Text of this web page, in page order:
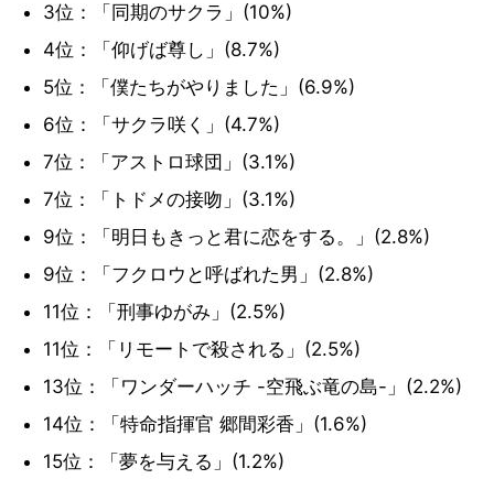
3位：「同期のサクラ」(10%)
4位：「仰げば尊し」(8.7%)
5位：「僕たちがやりました」(6.9%)
6位：「サクラ咲く」(4.7%)
7位：「アストロ球団」(3.1%)
7位：「トドメの接吻」(3.1%)
9位：「明日もきっと君に恋をする。」(2.8%)
9位：「フクロウと呼ばれた男」(2.8%)
11位：「刑事ゆがみ」(2.5%)
11位：「リモートで殺される」(2.5%)
13位：「ワンダーハッチ -空飛ぶ竜の島-」(2.2%)
14位：「特命指揮官 郷間彩香」(1.6%)
15位：「夢を与える」(1.2%)